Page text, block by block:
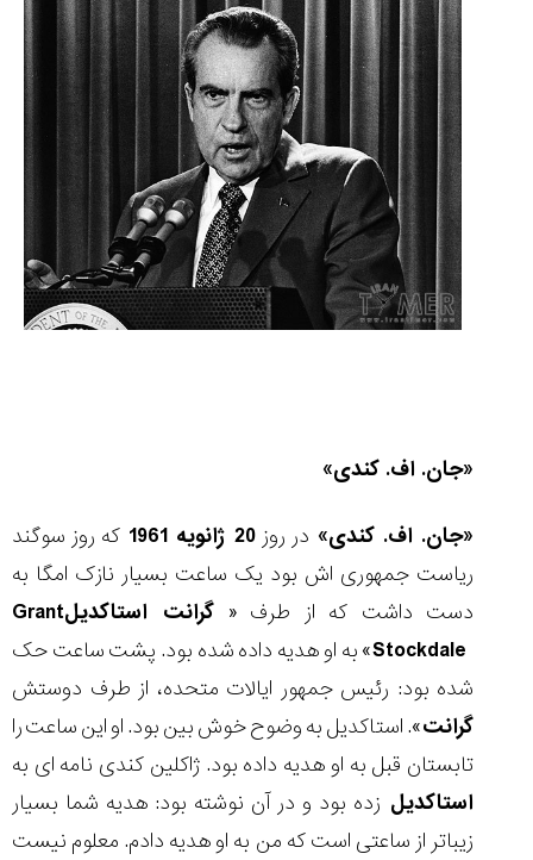
«جان. اف. کندی»
«جان. اف. کندی» در روز20 ژانویه 1961
که روز سوگند
ریاست جمهوری اش بود یک ساعت بسیار نازک امگا به
دست داشت که از طرف « گرانت استاکدیلGrant
Stockdale» به او هدیه داده شده بود. پشت ساعت حک
شده بود: رئیس جمهور ایالات متحده، از طرف دوستش
گرانت». استاکدیل به وضوح خوش بین بود. او این ساعت را
تابستان قبل به او هدیه داده بود. ژاکلین کندی نامه ای به
استاکدیل زده بود و در آن نوشته بود: هدیه شما بسیار
زیباتر از ساعتی است که من به او هدیه دادم. معلوم نیست